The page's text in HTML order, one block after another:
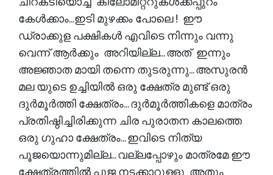
കേൾക്കാം...ഇടി മുഴക്കം പോലെ ! ഈ
ഡ്രാക്കുള പക്ഷികൾ എവിടെ നിന്നും വന്നു
വെന്ന് ആർക്കും അറിയില്ല... അത് ഇന്നും
അജ്ഞാത മായി തന്നെ തുടരുന്നു... അസുരൻ
മല യുടെ ഉച്ചിയിൽ ഒരു ക്ഷേത്ര മുണ്ട് ഒരു
ദുർമൂർത്തി ക്ഷേത്രം... ദുർമൂർത്തികളെ മാത്രം
പ്രതിഷ്ഠിച്ചിരിക്കുന്ന ചിര പുരാതന കാലത്തെ
ഒരു ഗുഹാ ക്ഷേത്രം... ഇവിടെ നിത്യ
പൂജയൊന്നുമില്ല... വല്ലപ്പോഴും മാത്രമേ ഈ